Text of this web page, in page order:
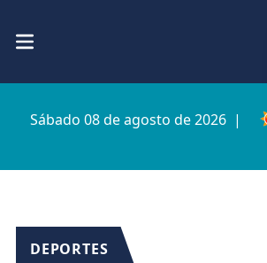
Sábado 08 de agosto de 2026 |
DEPORTES